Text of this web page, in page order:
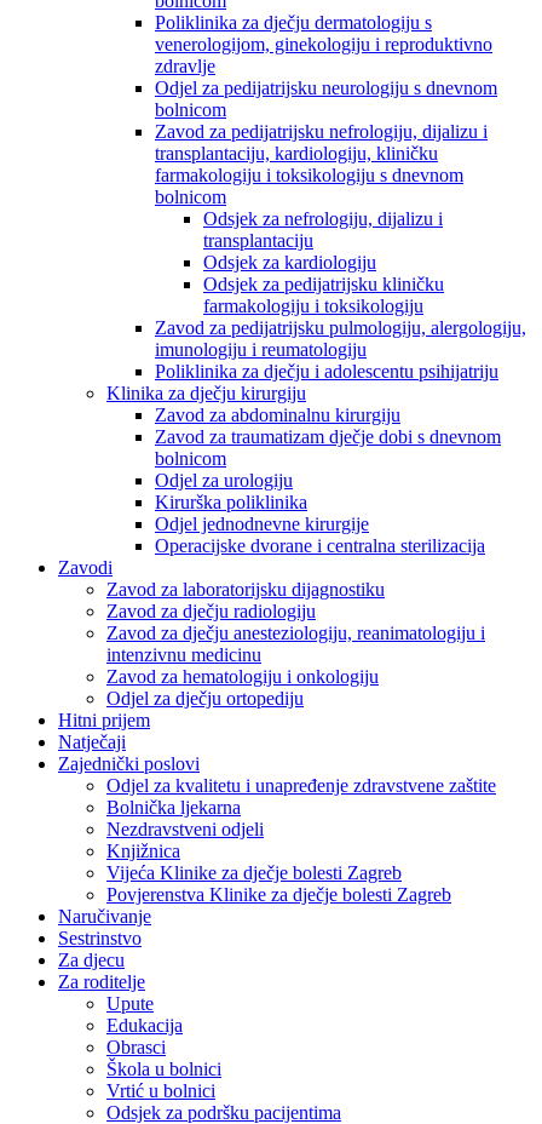
Poliklinika za dječju dermatologiju s
venerologijom, ginekologiju i reproduktivno
zdravlje
Odjel za pedijatrijsku neurologiju s dnevnom
bolnicom
Zavod za pedijatrijsku nefrologiju, dijalizu i
transplantaciju, kardiologiju, kliničku
farmakologiju i toksikologiju s dnevnom
bolnicom
Odsjek za nefrologiju, dijalizu i
transplantaciju
Odsjek za kardiologiju
Odsjek za pedijatrijsku kliničku
farmakologiju i toksikologiju
Zavod za pedijatrijsku pulmologiju, alergologiju,
imunologiju i reumatologiju
Poliklinika za dječju i adolescentu psihijatriju
Klinika za dječju kirurgiju
Zavod za abdominalnu kirurgiju
Zavod za traumatizam dječje dobi s dnevnom
bolnicom
Odjel za urologiju
Kirurška poliklinika
Odjel jednodnevne kirurgije
Operacijske dvorane i centralna sterilizacija
Zavodi
Zavod za laboratorijsku dijagnostiku
Zavod za dječju radiologiju
Zavod za dječju anesteziologiju, reanimatologiju i
intenzivnu medicinu
Zavod za hematologiju i onkologiju
Odjel za dječju ortopediju
Hitni prijem
Natječaji
Zajednički poslovi
Odjel za kvalitetu i unapređenje zdravstvene zaštite
Bolnička ljekarna
Nezdravstveni odjeli
Knjižnica
Vijeća Klinike za dječje bolesti Zagreb
Povjerenstva Klinike za dječje bolesti Zagreb
Naručivanje
Sestrinstvo
Za djecu
Za roditelje
Upute
Edukacija
Obrasci
Škola u bolnici
Vrtić u bolnici
Odsjek za podršku pacijentima